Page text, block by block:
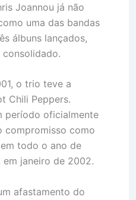
Joannou já não
uma das bandas
álbuns lançados,
o trio teve a
Chili Peppers.
período oficialmente
compromisso como
todo o ano de
janeiro de 2002.
afastamento do